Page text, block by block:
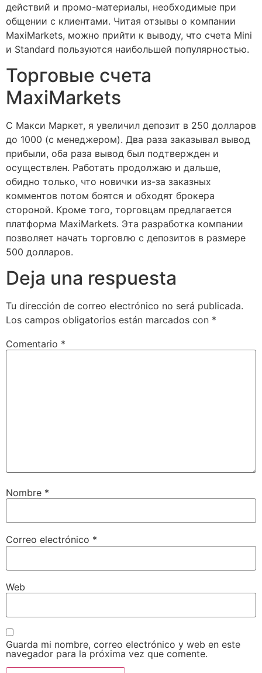
действий и промо-материалы, необходимые при
общении с клиентами. Читая отзывы о компании
MaxiMarkets, можно прийти к выводу, что счета Mini
и Standard пользуются наибольшей популярностью.
Торговые счета
MaxiMarkets
С Макси Маркет, я увеличил депозит в 250 долларов
до 1000 (с менеджером). Два раза заказывал вывод
прибыли, оба раза вывод был подтвержден и
осуществлен. Работать продолжаю и дальше,
обидно только, что новички из-за заказных
комментов потом боятся и обходят брокера
стороной. Кроме того, торговцам предлагается
платформа MaxiMarkets. Эта разработка компании
позволяет начать торговлю с депозитов в размере
500 долларов.
Deja una respuesta
Tu dirección de correo electrónico no será publicada.
Los campos obligatorios están marcados con *
Comentario *
Nombre *
Correo electrónico *
Web
Guarda mi nombre, correo electrónico y web en este
navegador para la próxima vez que comente.